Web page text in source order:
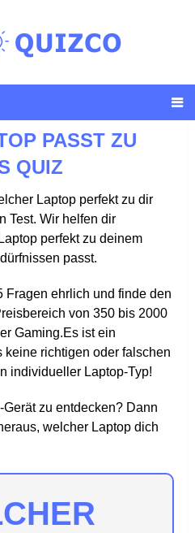
PASST ZU
QUIZ
Laptop perfekt zu dir
Test. Wir helfen dir
perfekt zu deinem
passt.
Fragen ehrlich und finde den
von 350 bis 2000
Gaming.Es ist ein
keine richtigen oder falschen
individueller Laptop-Typ!
zu entdecken? Dann
welcher Laptop dich